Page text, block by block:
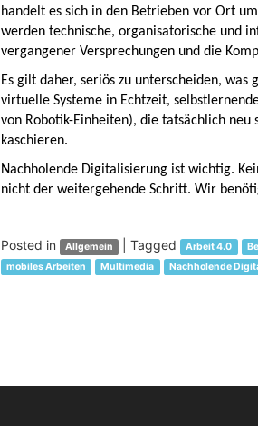
handelt es sich in den Betrieben vor Ort
werden technische, organisatorische und
vergangener Versprechungen und die
Es gilt daher, seriös zu unterscheiden,
virtuelle Systeme in Echtzeit,
von Robotik-Einheiten), die tatsächlich neu
kaschieren.
Nachholende Digitalisierung ist wichtig.
nicht der weitergehende Schritt. Wir
Posted in Allgemein |Tagged Arbeit 4.0
mobiles Arbeiten
Multimedia Nachholende